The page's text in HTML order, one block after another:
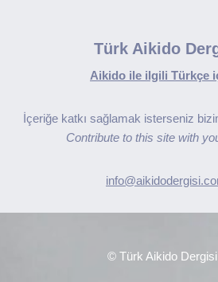
Türk Aikido
Aikido ile ilgili Türkçe
İçeriğe katkı sağlamak isterseniz
Contribute to this site with
© Türk Aikido